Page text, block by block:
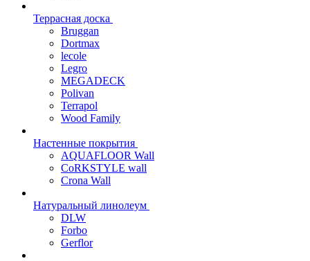
Террасная доска
Bruggan
Dortmax
lecole
Legro
MEGADECK
Polivan
Terrapol
Wood Family
Настенные покрытия
AQUAFLOOR Wall
CoRKSTYLE wall
Crona Wall
Натуральный линолеум
DLW
Forbo
Gerflor